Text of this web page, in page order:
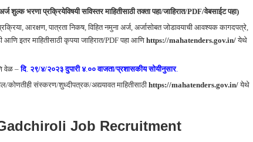
शुल्क भरणा प्रक्रियेविषयी सविस्तर माहितीसाठी तक्ता पहा/जाहिरात/PDF/वेबसाईट पहा)
आरक्षण, पात्रता निकष, विहित नमुना अर्ज, अर्जासोबत जोडावयाची आवश्यक कागदपत्रे,
आणि इतर माहितीसाठी कृपया जाहिरात/PDF पहा आणि https://mahatenders.gov.in/ येथे
वेळ –दि. २९/४/२०२३ दुपारी ४.०० वाजता/प्रशासकीय सोयीनुसार.
कोणतीही संस्करण/शुध्दीपत्रक/अद्ययावत माहितीसाठी https://mahatenders.gov.in/येथे
Job Recruitment